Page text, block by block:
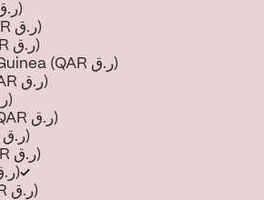
Oman (QAR ر.ق)
Pakistan (QAR ر.ق)
Panama (QAR ر.ق)
Papua New Guinea (QAR ر.ق)
Paraguay (QAR ر.ق)
Peru (QAR ر.ق)
Philippines (QAR ر.ق)
Poland (QAR ر.ق)
Portugal (QAR ر.ق)
Qatar (QAR ر.ق)
Réunion (QAR ر.ق)